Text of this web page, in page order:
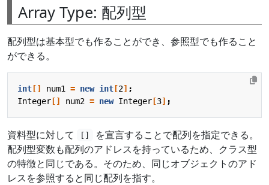
Array Type: 配列型
配列型は基本型でも作ることができ、参照型でも作ること
ができる。
int [] num1 = new int [2] ;
Integer [] num2 = new Integer [3] ;
資料型に対して []
を宣言することで配列を指定できる。
配列型変数も配列のアドレスを持っているため、クラス型
の特徴と同じである。そのため、同じオブジェクトのアド
レスを参照すると同じ配列を指す。